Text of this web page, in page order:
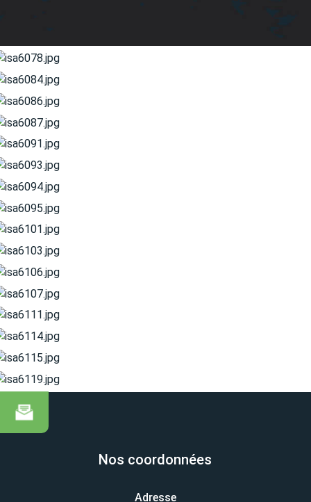
Nos coordonnées
Adresse